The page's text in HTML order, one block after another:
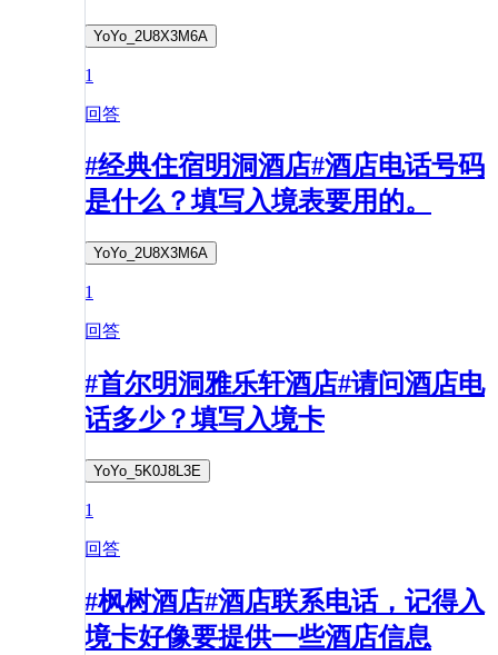
YoYo_2U8X3M6A
1
回答
#经典住宿明洞酒店#酒店电话号码
是什么？填写入境表要用的。
YoYo_2U8X3M6A
1
回答
#首尔明洞雅乐轩酒店#请问酒店电
话多少？填写入境卡
YoYo_5K0J8L3E
1
回答
#枫树酒店#酒店联系电话，记得入
境卡好像要提供一些酒店信息